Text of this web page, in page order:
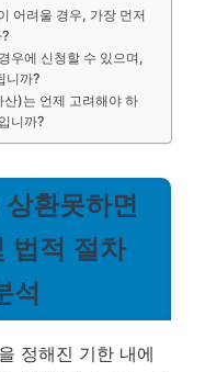
어려울 경우, 가장 먼저
우에 신청할 수 있으며,
니까?
)는 언제 고려해야 하
니까?
환못하면
법적 절차
석
정해진 기한 내에